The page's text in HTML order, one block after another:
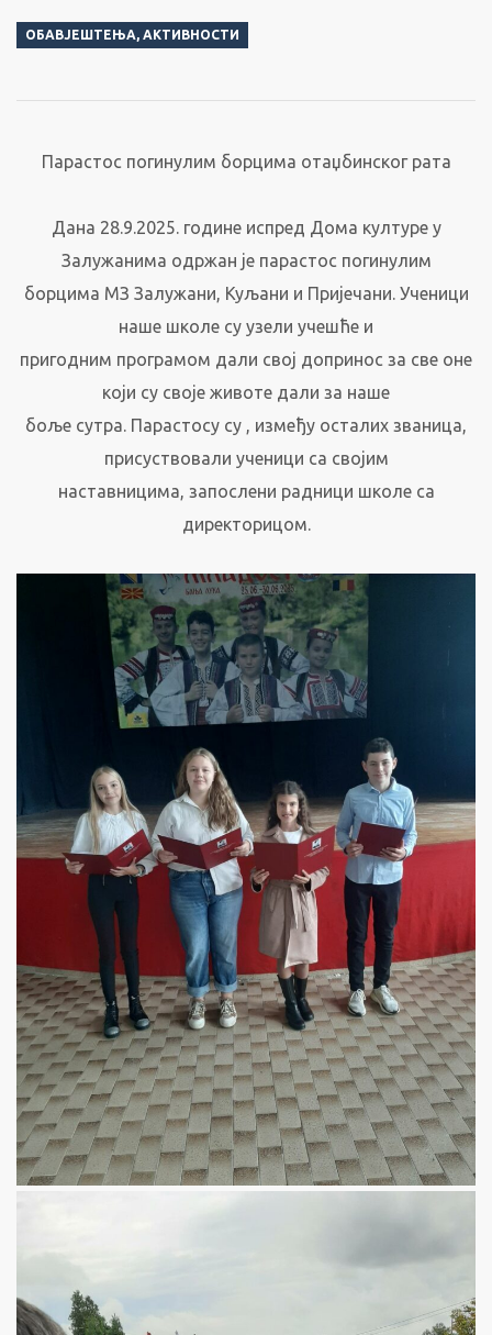
ОБАВЈЕШТЕЊА, АКТИВНОСТИ
Парастос погинулим борцима отaџбинског рата
Дана 28.9.2025. године испред Дома културе у
Залужанима одржан је парастос погинулим
борцима МЗ Залужани, Куљани и Пријечани. Ученици
наше школе су узели учешће и
пригодним програмом дали свој допринос за све оне
који су своје животе дали за наше
боље сутра. Парастосу су , између осталих званица,
присуствовали ученици са својим
наставницима, запослени радници школе са
директорицом.